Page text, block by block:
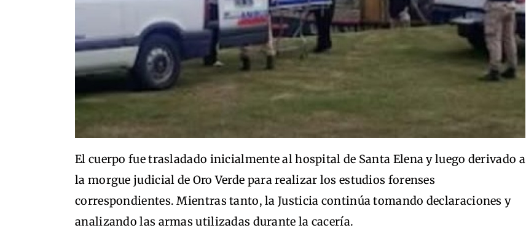
El cuerpo fue trasladado inicialmente al hospital de Santa Elena y luego derivado a
la morgue judicial de Oro Verde para realizar los estudios forenses
correspondientes. Mientras tanto, la Justicia continúa tomando declaraciones y
analizando las armas utilizadas durante la cacería.